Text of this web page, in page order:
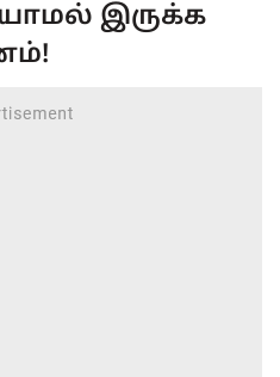
இருக்க